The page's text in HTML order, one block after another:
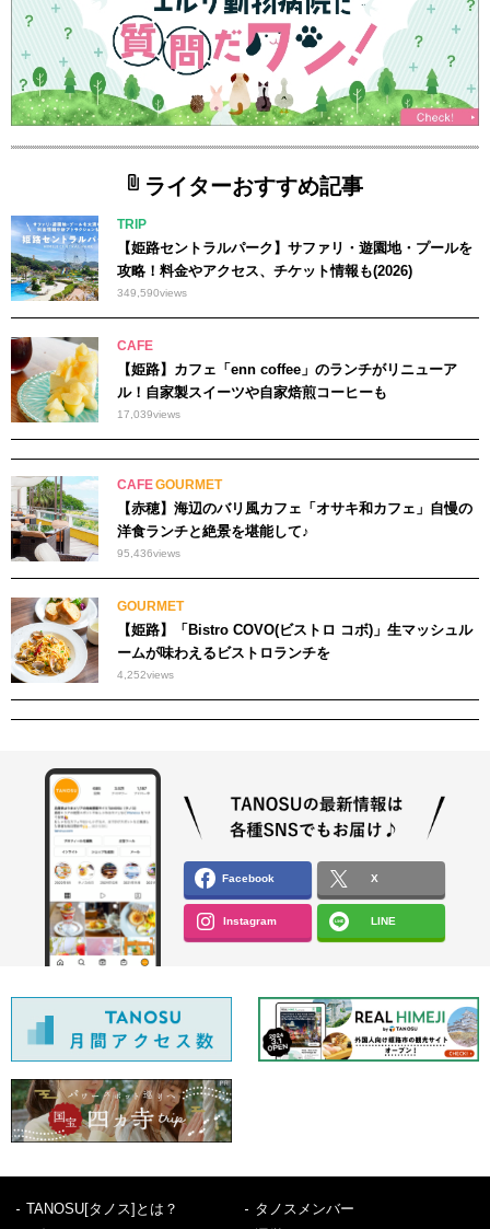
ライターおすすめ記事
TRIP
【姫路セントラルパーク】サファリ・遊園地・プールを
攻略！料金やアクセス、チケット情報も(2026)
349,590views
CAFE
【姫路】カフェ「enn coffee」のランチがリニューア
ル！自家製スイーツや自家焙煎コーヒーも
17,039views
CAFEGOURMET
【赤穂】海辺のバリ風カフェ「オサキ和カフェ」自慢の
洋食ランチと絶景を堪能して♪
95,436views
GOURMET
【姫路】「Bistro COVO(ビストロ コボ)」生マッシュル
ームが味わえるビストロランチを
4,252views
Facebook X
Instagram LINE
TANOSU[タノス]とは？
タノスメンバー